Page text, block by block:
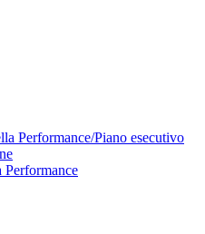
Performance/Piano esecutivo
Performance